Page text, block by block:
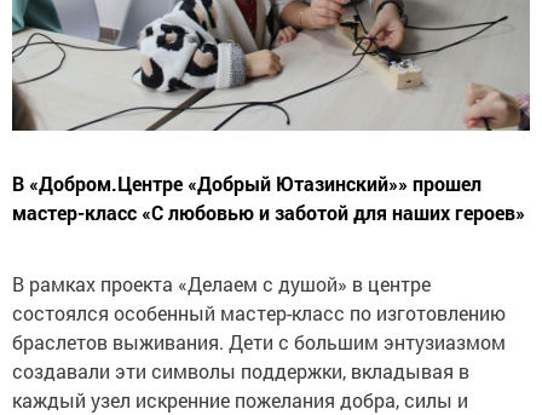
В «Добром.Центре «Добрый Ютазинский»» прошел
мастер-класс «С любовью и заботой для наших героев»
В рамках проекта «Делаем с душой» в центре
состоялся особенный мастер-класс по изготовлению
браслетов выживания. Дети с большим энтузиазмом
создавали эти символы поддержки, вкладывая в
каждый узел искренние пожелания добра, силы и